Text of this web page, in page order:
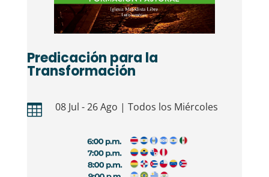
Predicación para la
Transformación
 08 Jul - 26 Ago | Todos los Miércoles